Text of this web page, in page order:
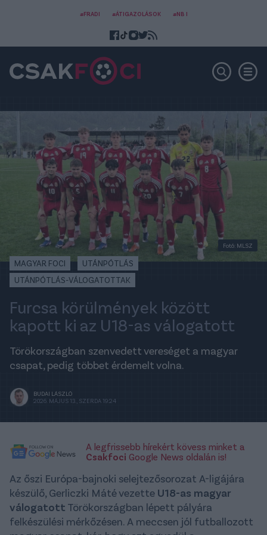
#FRADI #ÁTIGAZOLÁSOK #NB I
Fotó: MLSZ
MAGYAR FOCI
UTÁNPÓTLÁS
UTÁNPÓTLÁS-VÁLOGATOTTAK
Furcsa körülmények között
kapott ki az U18-as válogatott
Törökországban szenvedett vereséget a magyar
csapat, pedig többet érdemelt volna.
BUDAI LÁSZLÓ
2026. MÁJUS 13., SZERDA 19:24
A legfrissebb hírekért kövess minket a
Csakfoci Google News oldalán is!
Az őszi Európa-bajnoki selejtezősorozat A-ligájára
készülő, Gerliczki Máté vezette U18-as magyar
válogatott Törökországban lépett pályára
felkészülési mérkőzésen. A meccsen jól futballozott